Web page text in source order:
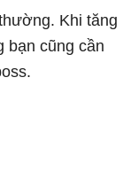
Khi tăng
bạn cũng cần